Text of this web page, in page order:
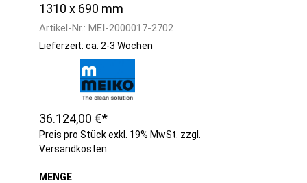
1310 x 690 mm
Artikel-Nr.: MEI-2000017-2702
Lieferzeit: ca. 2-3 Wochen
36.124,00 €*
Preis pro Stück exkl. 19% MwSt. zzgl.
Versandkosten
MENGE